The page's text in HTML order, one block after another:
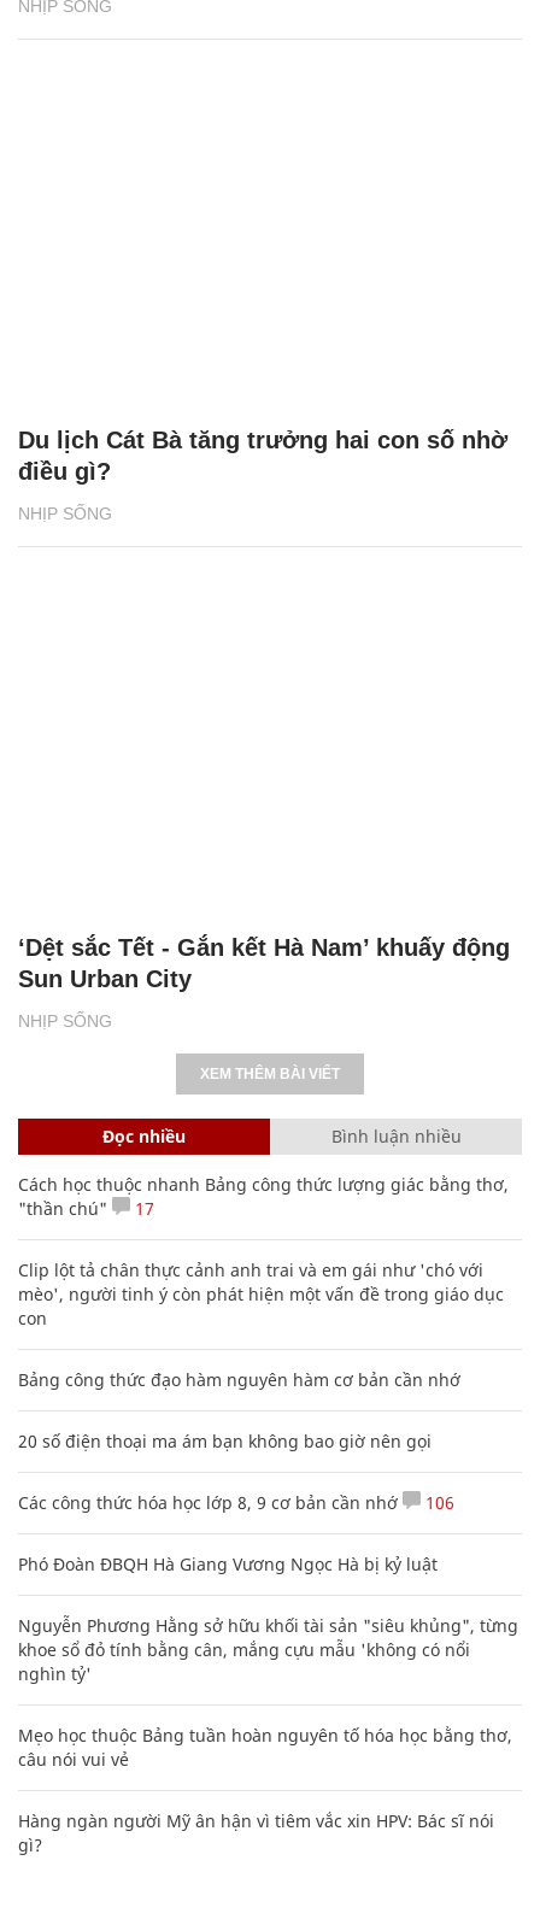
NHỊP SỐNG
NHỊP SỐNG
Du lịch Cát Bà tăng trưởng hai con số nhờ
điều gì?
NHỊP SỐNG
‘Dệt sắc Tết - Gắn kết Hà Nam’ khuấy động
Sun Urban City
XEM THÊM BÀI VIẾT
Đọc nhiều Bình luận nhiều
Cách học thuộc nhanh Bảng công thức lượng giác bằng thơ,
"thần chú"
17
Clip lột tả chân thực cảnh anh trai và em gái như 'chó với
mèo', người tinh ý còn phát hiện một vấn đề trong giáo dục
con
Bảng công thức đạo hàm nguyên hàm cơ bản cần nhớ
20 số điện thoại ma ám bạn không bao giờ nên gọi
Các công thức hóa học lớp 8, 9 cơ bản cần nhớ 106
Phó Đoàn ĐBQH Hà Giang Vương Ngọc Hà bị kỷ luật
Nguyễn Phương Hằng sở hữu khối tài sản "siêu khủng", từng
khoe sổ đỏ tính bằng cân, mắng cựu mẫu 'không có nổi
nghìn tỷ'
Mẹo học thuộc Bảng tuần hoàn nguyên tố hóa học bằng thơ,
câu nói vui vẻ
Hàng ngàn người Mỹ ân hận vì tiêm vắc xin HPV: Bác sĩ nói
gì?